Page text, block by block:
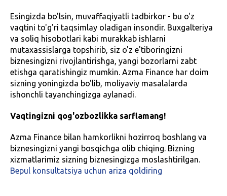
Esingizda bo'lsin, muvaffaqiyatli tadbirkor - bu o'z
vaqtini to'g'ri taqsimlay oladigan insondir. Buxgalteriya
va soliq hisobotlari kabi murakkab ishlarni
mutaxassislarga topshirib, siz o'z e'tiboringizni
biznesingizni rivojlantirishga, yangi bozorlarni zabt
etishga qaratishingiz mumkin. Azma Finance har doim
sizning yoningizda bo'lib, moliyaviy masalalarda
ishonchli tayanchingizga aylanadi.
Vaqtingizni qog'ozbozlikka sarflamang!
Azma Finance bilan hamkorlikni hozirroq boshlang va
biznesingizni yangi bosqichga olib chiqing. Bizning
xizmatlarimiz sizning biznesingizga moslashtirilgan.
Bepul konsultatsiya uchun ariza qoldiring